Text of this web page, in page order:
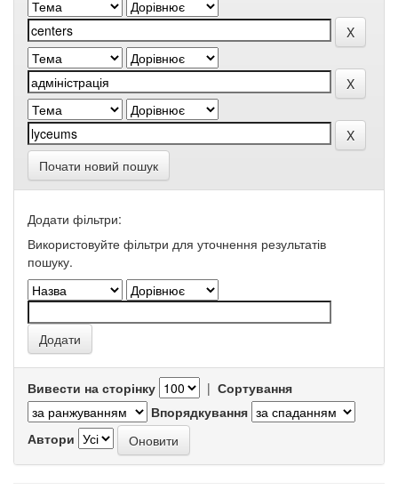
Почати новий пошук
Додати фільтри:
Використовуйте фільтри для уточнення результатів
пошуку.
Вивести на сторінку | Сортування
Впорядкування
Автори